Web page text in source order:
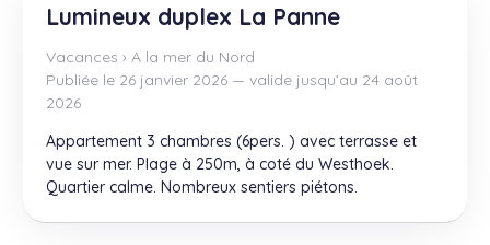
Lumineux duplex La Panne
Vacances › A la mer du Nord
Publiée le 26 janvier 2026 — valide jusqu’au 24 août
2026
Appartement 3 chambres (6pers. ) avec terrasse et
vue sur mer. Plage à 250m, à coté du Westhoek.
Quartier calme. Nombreux sentiers piétons.